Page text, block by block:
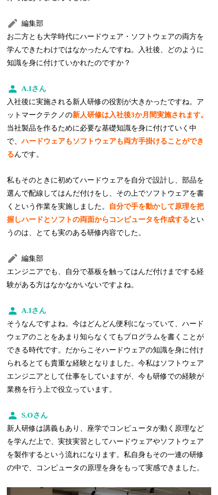
編集部
お二方とも大学時代にハードウェア・ソフトウェアの両方を
学んできたわけではなかったんですね。入社後、どのように
知識を身に付けていかれたのですか？
A.Iさん
入社後に実施される新人研修の役割が大きかったですね。ア
ットマークテクノの新人研修は入社後3か月間実施されます。
当社製品を作るために必要な基礎知識を身に付けていく中
で、ハードウェアもソフトウェアも両方手掛けることができ
るんです。
私もそのときに初めてハードウェアを自分で設計し、部品を
選んで配線してはんだ付けをし、その上でソフトウェアを書
くという作業を実施しました。
自分で手を動かして原理を把
握しハードとソフトの両面からコンピュータを作成するとい
うのは、とても実のある研修内容でした。
編集部
エンジニアでも、自分で基板を触ってはんだ付けまでする経
験がある方はなかなかいないですよね。
A.Iさん
そうなんですよね。今はどんどん便利になっていて、ハード
ウェアのことをあまり知らなくてもプログラムを書くことが
できる時代です。だからこそハードウェアの知識を身に付け
られるとても貴重な経験となりました。今私はソフトウェア
エンジニアとして仕事をしていますが、今も研修での経験が
業務を行う上で役立っています。
S.Oさん
新人研修は講義もあり、座学でコンピュータが動く原理など
を学んだ上で、実技実習としてハードウェアやソフトウェア
を製作するという流れになります。私自身もその一連の研修
の中で、コンピュータの原理を身をもって実感できました。